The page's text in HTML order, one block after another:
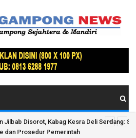
Tumpukan Sampah di Subulussalam Mulai
Bau Menyengat